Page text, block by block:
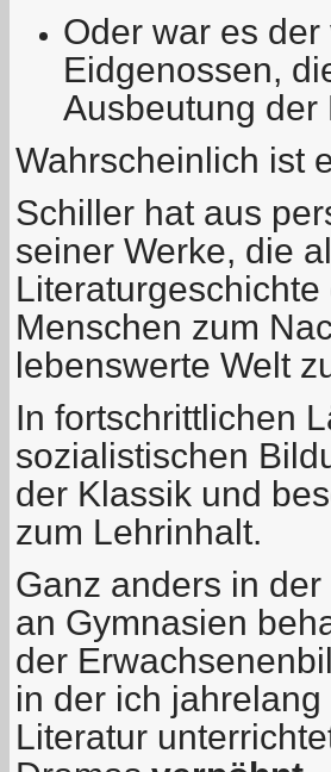
Oder war es
Eidgenossen,
Ausbeutung der
Wahrscheinlich ist
Schiller hat aus
seiner Werke, die
Menschen zum
lebenswerte Welt
In fortschrittlichen
sozialistischen
der Klassik und
zum Lehrinhalt.
Ganz anders in
an Gymnasien
der
in der ich
Literatur